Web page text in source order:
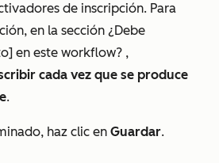
de inscripción. Para
en la sección ¿Debe
en este workflow? ,
cada vez que se produce
.
haz clic en Guardar.